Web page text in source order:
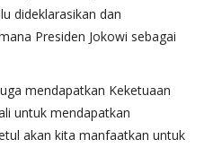
dideklarasikan dan
Presiden Jokowi sebagai
mendapatkan Keketuaan
untuk mendapatkan
akan kita manfaatkan untuk